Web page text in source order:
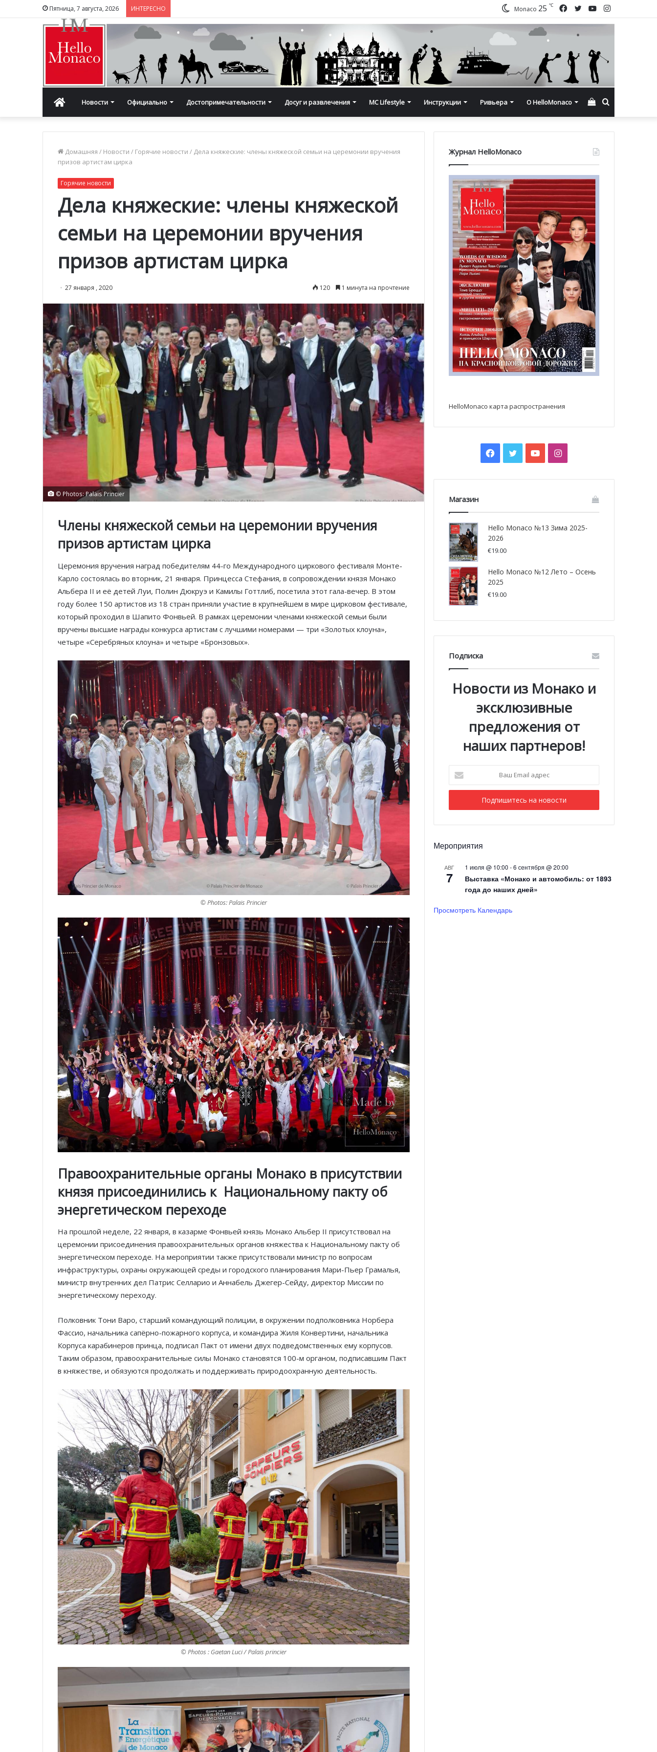
Пятница, 7 августа, 2026 ИНТЕРЕСНО Instagram
YouTube
Twitter
Facebook
Monaco 25 ℃
ГлавнаяНовости Официально Достопримечательности Досуг и развлечения MC Lifestyle Инструкции Ривьера О HelloMonaco Смотреть
корзину
Домашняя / Новости / Горячие новости / Дела княжеские: члены княжеской семьи на церемонии вручения
призов артистам цирка
Горячие новости
Дела княжеские: члены княжеской
семьи на церемонии вручения
призов артистам цирка
27 января , 2020 120 1 минута на прочтение
© Photos: Palais Princier
Члены княжеской семьи на церемонии вручения
призов артистам цирка
Церемония вручения наград победителям 44-го Международного циркового фестиваля Монте-
Карло состоялась во вторник, 21 января. Принцесса Стефания, в сопровождении князя Монако
Альбера II и её детей Луи, Полин Дюкруэ и Камилы Готтлиб, посетила этот гала-вечер. В этом
году более 150 артистов из 18 стран приняли участие в крупнейшем в мире цирковом фестивале,
который проходил в Шапито Фонвьей. В рамках церемонии членами княжеской семьи были
вручены высшие награды конкурса артистам с лучшими номерами — три «Золотых клоуна»,
четыре «Серебряных клоуна» и четыре «Бронзовых».
© Photos: Palais Princier
Правоохранительные органы Монако в присутствии
князя присоединились к Национальному пакту об
энергетическом переходе
На прошлой неделе, 22 января, в казарме Фонвьей князь Монако Альбер II присутствовал на
церемонии присоединения правоохранительных органов княжества к Национальному пакту об
энергетическом переходе. На мероприятии также присутствовали министр по вопросам
инфраструктуры, охраны окружающей среды и городского планирования Мари-Пьер Грамалья,
министр внутренних дел Патрис Селларио и Аннабель Джегер-Сейду, директор Миссии по
энергетическому переходу.
Полковник Тони Варо, старший командующий полиции, в окружении подполковника Норбера
Фассио, начальника сапёрно-пожарного корпуса, и командира Жиля Конвертини, начальника
Корпуса карабинеров принца, подписал Пакт от имени двух подведомственных ему корпусов.
Таким образом, правоохранительные силы Монако становятся 100-м органом, подписавшим Пакт
в княжестве, и обязуются продолжать и поддерживать природоохранную деятельность.
© Photos : Gaetan Luci / Palais princier
Журнал HelloMonaco
HelloMonaco карта распространения
Facebook
TwitterYouTubeInstagram
Магазин
Hello Monaco №13 Зима 2025-
2026
€19.00
Hello Monaco №12 Лето – Осень
2025
€19.00
Подписка
Новости из Монако и
эксклюзивные
предложения от
наших партнеров!
Email
адрес
Мероприятия
АВГ
7
1 июля @ 10:00 -6 сентября @ 20:00
Выставка «Монако и автомобиль: от 1893
года до наших дней»
Просмотреть Календарь